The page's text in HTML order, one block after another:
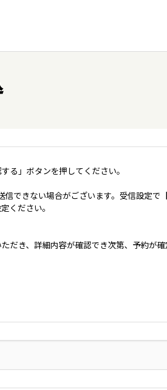
る」ボタンを押してください。
信できない場合がございます。受信設定
ください。
だき、詳細内容が確認でき次第、予約が